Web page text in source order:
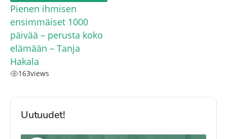
Pienen ihmisen
ensimmäiset 1000
päivää – perusta koko
elämään – Tanja
Hakala
163views
Uutuudet!